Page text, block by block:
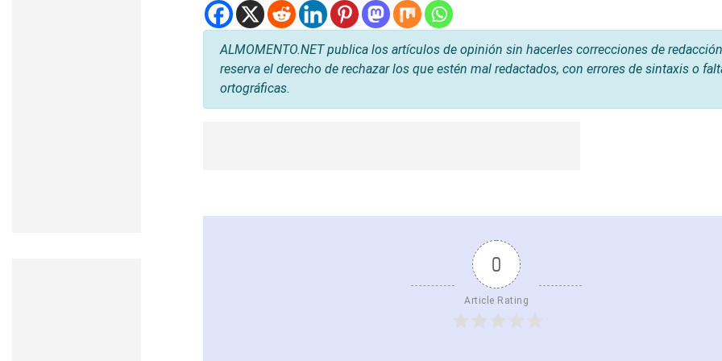
ALMOMENTO.NET publica los artículos de opinión sin hacerles correcciones de
reserva el derecho de rechazar los que estén mal redactados, con errores de sintaxis o
ortográficas.
0
Article Rating